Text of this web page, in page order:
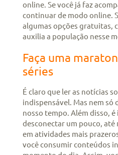
online. Se você já faz
continuar de modo online.
algumas opções gratuitas,
auxilia a população nesse
Faça uma
séries
É claro que ler as notícias
indispensável. Mas nem só
nosso tempo. Além disso,
desconectar um pouco, até
em atividades mais
você consumir conteúdos